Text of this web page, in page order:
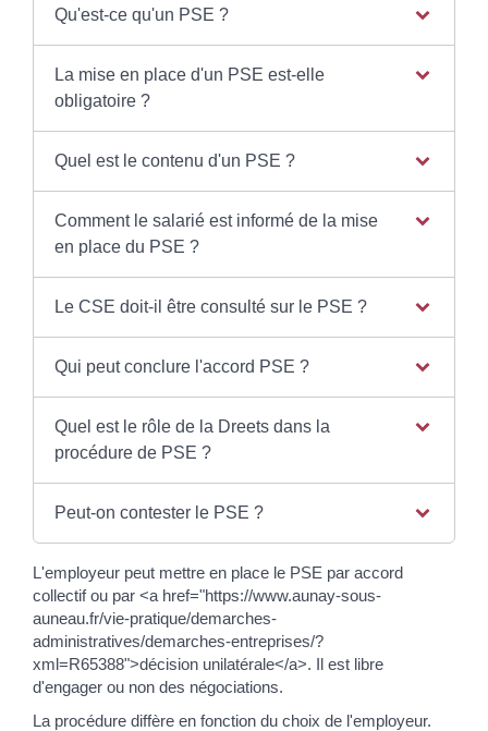
Qu'est-ce qu'un PSE ?
La mise en place d'un PSE est-elle
obligatoire ?
Quel est le contenu d'un PSE ?
Comment le salarié est informé de la mise
en place du PSE ?
Le CSE doit-il être consulté sur le PSE ?
Qui peut conclure l'accord PSE ?
Quel est le rôle de la Dreets dans la
procédure de PSE ?
Peut-on contester le PSE ?
L'employeur peut mettre en place le PSE par accord
collectif ou par <a href="https://www.aunay-sous-
auneau.fr/vie-pratique/demarches-
administratives/demarches-entreprises/?
xml=R65388">décision unilatérale</a>. Il est libre
d'engager ou non des négociations.
La procédure diffère en fonction du choix de l'employeur.